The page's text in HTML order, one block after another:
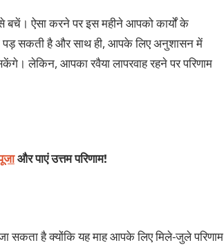
बचें। ऐसा करने पर इस महीने आपको कार्यों के
पड़ सकती है और साथ ही, आपके लिए अनुशासन में
लेकिन, आपका रवैया लापरवाह रहने पर परिणाम
और पाएं उत्तम परिणाम!
सकता है क्योंकि यह माह आपके लिए मिले-जुले परिणाम